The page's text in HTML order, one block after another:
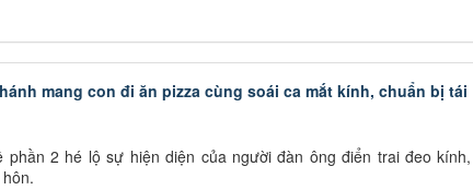
mang con đi ăn pizza cùng soái ca mắt kính, chuẩn bị tái
phần 2 hé lộ sự hiện diện của người đàn ông điển trai đeo kính,